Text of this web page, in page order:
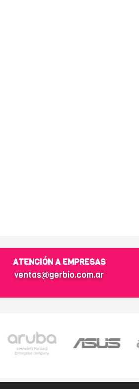
ATENCIÓN A EMPRESAS
ventas@gerbio.com.ar